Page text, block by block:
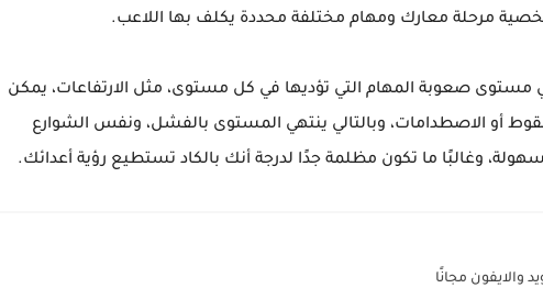
مرحلة معارك ومهام مختلفة محددة يكلف بها اللاعب.
مستوى صعوبة المهام التي تؤديها في كل مستوى، مثل الارتفاعات، يمكن
أو الاصطدامات، وبالتالي ينتهي المستوى بالفشل، ونفس الشوارع
وغالبًا ما تكون مظلمة جدًا لدرجة أنك بالكاد تستطيع رؤية أعدائك.